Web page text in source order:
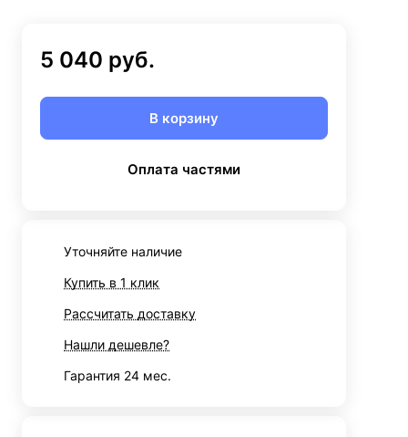
5 040 руб.
В корзину
Оплата частями
Уточняйте наличие
Купить в 1 клик
Рассчитать доставку
Нашли дешевле?
Гарантия 24 мес.